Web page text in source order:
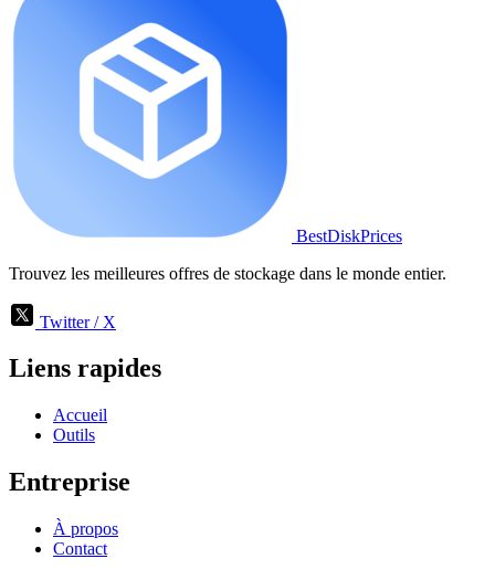
BestDiskPrices
Trouvez les meilleures offres de stockage dans le monde entier.
Twitter / X
Liens rapides
Accueil
Outils
Entreprise
À propos
Contact